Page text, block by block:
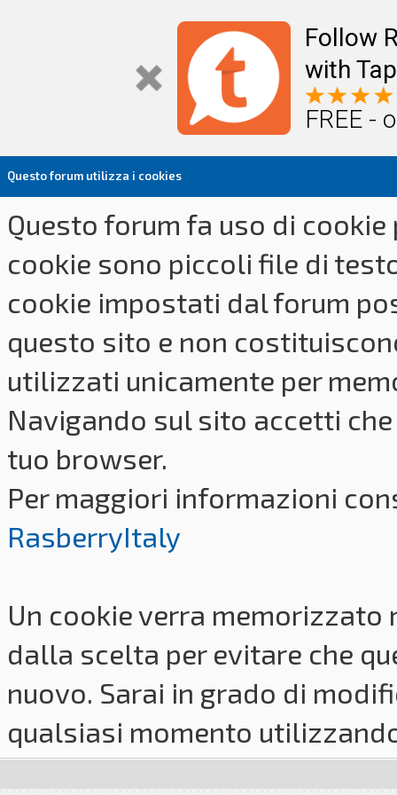
Follow
with
FREE -
Questo forum utilizza i cookies
Questo forum fa uso di
cookie sono piccoli file di
cookie impostati dal forum
questo sito e non
utilizzati unicamente per
Navigando sul sito accetti
tuo browser.
Per maggiori informazioni
RasberryItaly
Un cookie verra
dalla scelta per evitare che
nuovo. Sarai in grado di
qualsiasi momento